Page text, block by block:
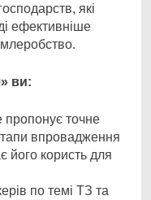
які
ефективніше
ви:
пропонує точне
впровадження
його користь для
по темі ТЗ та